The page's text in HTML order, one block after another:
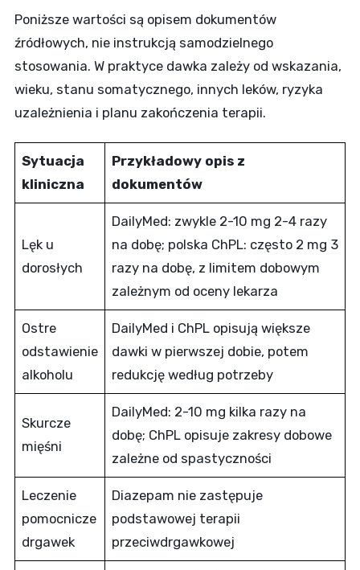
Poniższe wartości są opisem dokumentów
źródłowych, nie instrukcją samodzielnego
stosowania. W praktyce dawka zależy od wskazania,
wieku, stanu somatycznego, innych leków, ryzyka
uzależnienia i planu zakończenia terapii.
Sytuacja
kliniczna
Przykładowy opis z
dokumentów
Lęk u
dorosłych
DailyMed: zwykle 2-10 mg 2-4 razy
na dobę; polska ChPL: często 2 mg 3
razy na dobę, z limitem dobowym
zależnym od oceny lekarza
Ostre
odstawienie
alkoholu
DailyMed i ChPL opisują większe
dawki w pierwszej dobie, potem
redukcję według potrzeby
Skurcze
mięśni
DailyMed: 2-10 mg kilka razy na
dobę; ChPL opisuje zakresy dobowe
zależne od spastyczności
Leczenie
pomocnicze
drgawek
Diazepam nie zastępuje
podstawowej terapii
przeciwdrgawkowej